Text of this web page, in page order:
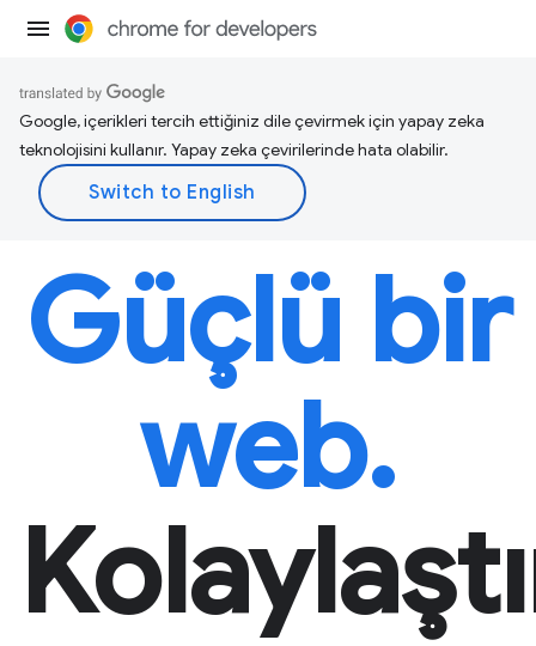
Google, içerikleri tercih ettiğiniz dile çevirmek için yapay zeka
teknolojisini kullanır. Yapay zeka çevirilerinde hata olabilir.
Güçlü bir
web.